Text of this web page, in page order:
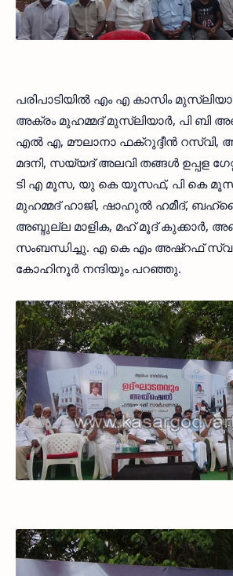
പരിപാടിയില്‍ എം എ കാസിം
അക്രം മുഹമ്മദ് മുസ്ലിയാര്‍, പി ബി
എല്‍ എ, മൗലാനാ ഫക്റുദ്ദീന്‍ റസ്വി,
മദനി, സയ്യദ് അലവി തങ്ങള്‍ ഉപ്പള
ടി എ മൂസ, യു കെ യൂസഫ്, പി കെ മൂസ
മുഹമ്മദ് ഹാജി, ഷാഹുല്‍ ഹമീദ്,
അബ്ദുല്ല മാളിക, മഹ് മൂദ് കുക്കാര്‍,
സംബന്ധിച്ചു. എ കെ എം അഷ്റഫ്
കോഹിനൂര്‍ നന്ദിയും പറഞ്ഞു.